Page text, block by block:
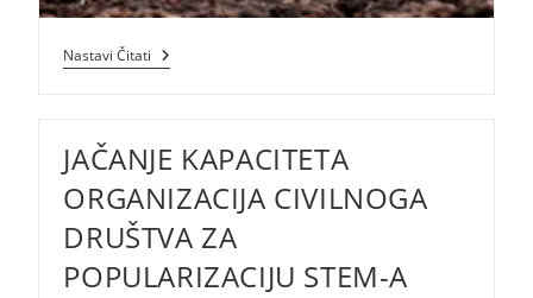
Nastavi Čitati Potpora
Poljoprivrednicima
Koji
Su
Posebno
Pogođeni
Pandemijom
COVID-
19
JAČANJE KAPACITETA
ORGANIZACIJA CIVILNOGA
DRUŠTVA ZA
POPULARIZACIJU STEM-A